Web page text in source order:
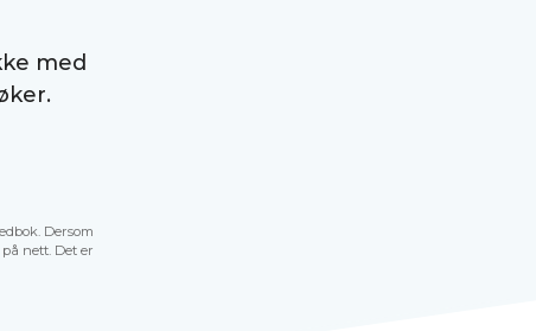
med
Dersom
nett. Det er